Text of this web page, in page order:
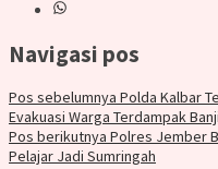
Navigasi pos
Pos sebelumnya Polda Kalbar
Evakuasi Warga Terdampak
Pos berikutnya Polres Jember
Pelajar Jadi Sumringah